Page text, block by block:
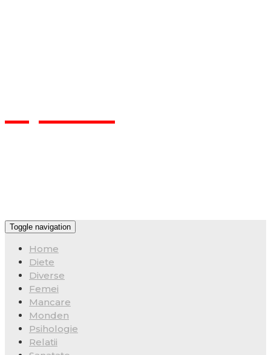
Flpa.ro
Toggle navigation
Home
Diete
Diverse
Femei
Mancare
Monden
Psihologie
Relatii